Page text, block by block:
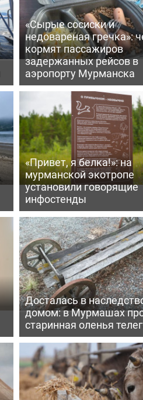
«Сырые сосиски и
недовареная гречка»:
кормят пассажиров
задержанных рейсов в
аэропорту Мурманска
«Привет, я белка!»: на
мурманской экотропе
установили говорящие
инфостенды
Досталась в
домом: в Мурмашах
старинная оленья